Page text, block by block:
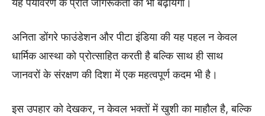
यह पर्यावरण के प्रति जागरूकता को भी बढ़ायेगा।
अनिता डोंगरे फाउंडेशन और पीटा इंडिया की यह पहल न केवल
धार्मिक आस्था को प्रोत्साहित करती है बल्कि साथ ही साथ
जानवरों के संरक्षण की दिशा में एक महत्वपूर्ण कदम भी है।
इस उपहार को देखकर, न केवल भक्तों में खुशी का माहौल है, बल्कि